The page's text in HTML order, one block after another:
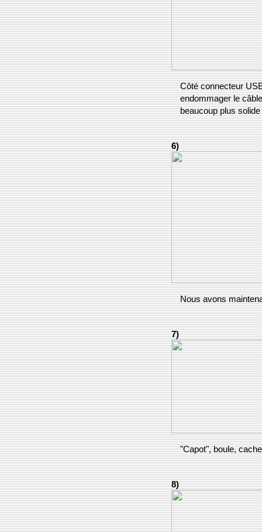
Côté connecteur
endommager le
beaucoup plus
6)
Nous avons
7)
"Capot", boule,
8)